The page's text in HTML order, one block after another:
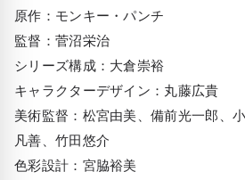
原作：モンキー・パンチ
監督：菅沼栄治
シリーズ構成：大倉崇裕
キャラクターデザイン：丸藤広貴
美術監督：松宮由美、備前光一郎、
凡善、竹田悠介
色彩設計：宮脇裕美